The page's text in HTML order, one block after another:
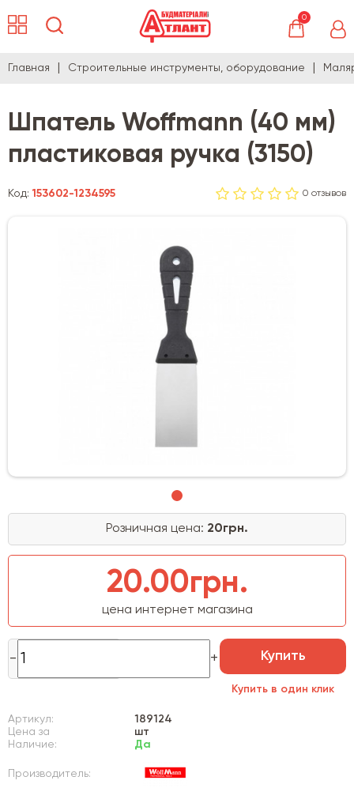
0
Главная Строительные инструменты, оборудование
Шпатель Woffmann (40 мм)
пластиковая ручка (3150)
Код:153602-1234595 0 отзывов
Розничная цена: 20грн.
20.00грн.
цена интернет магазина
Купить
Купить в один клик
Артикул:
189124
Цена за
шт
Наличие:
Да
Производитель: